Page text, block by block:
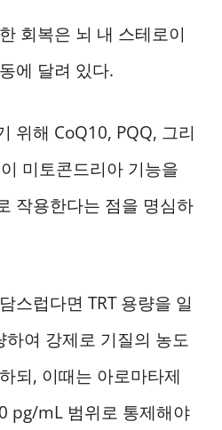
회복은 뇌 내 스테로이
에 달려 있다.
위해 CoQ10, PQQ, 그리
미토콘드리아 기능을
작용한다는 점을 명심하
스럽다면 TRT 용량을 일
여 강제로 기질의 농도
되, 이때는 아로마타제
pg/mL 범위로 통제해야